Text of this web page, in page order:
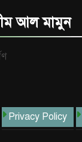
আল মামুন
Privacy Policy